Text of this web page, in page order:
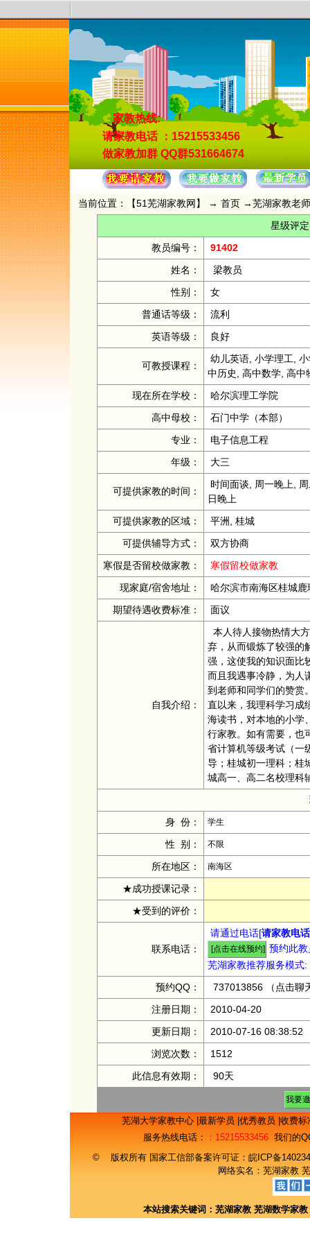
家教热线:
请家教电话 ：15215533456
做家教加群 QQ群531664674
当前位置：【51芜湖家教网】 → 首页 →芜湖家教老师
星级评定
教员编号：
91402
姓名：
梁教员
性别：
女
普通话等级：
流利
英语等级：
良好
可教授课程：
幼儿英语, 小学理工,
中历史, 高中数学, 高中
现在所在学校：
哈尔滨理工学院
高中母校：
石门中学（本部）
专业：
电子信息工程
年级：
大三
可提供家教的时间：
时间面谈, 周一晚上,
日晚上
可提供家教的区域：
平洲, 桂城
可提供辅导方式：
双方协商
寒假是否留校做家教：
寒假留校做家教
现家庭/宿舍地址：
哈尔滨市南海区桂城鹿
期望待遇收费标准：
面议
自我介绍：
本人待人接物热情大
弃，从而锻炼了较强的
强，这使我的知识面比
而且我遇事冷静，为人
到老师和同学们的赞赏
直以来，我理科学习成
海读书，对本地的小学
行家教。如有需要，也
省计算机等级考试（一
导；桂城初一理科；桂
城高一、高二名校理科
身 份：
学生
性 别： 不限
所在地区： 南海区
★成功授课记录：
★受到的评价：
联系电话：
请通过电话[请家教电
预约此
芜湖家教推荐服务模式
预约QQ：
737013856 （点击聊
注册日期：
2010-04-20
更新日期：
2010-07-16 08:38:52
浏览次数：
1512
此信息有效期：
90天
芜湖大学家教中心 最新学员 优秀教员 收费
服务热线电话：
：15215533456 我们的
© 版权所有 国家工信部备案许可证： 皖ICP备
网络实名： 芜湖家教
本站搜索关键词： 芜湖家教 芜湖数学家教